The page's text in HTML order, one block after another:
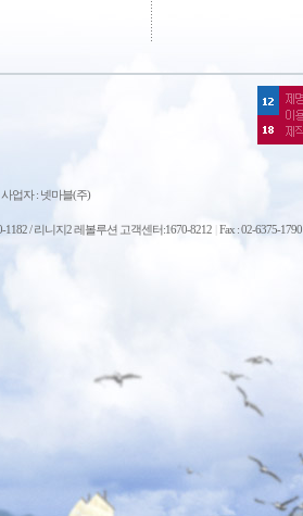
업자 : 넷마블(주)
/ 리니지2 레볼루션 고객센터:1670-8212 Fax : 02-6375-1790